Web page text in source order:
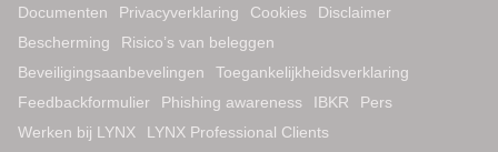
Documenten Privacyverklaring Cookies
Disclaimer
Bescherming
Risico’s van beleggen
Beveiligingsaanbevelingen
Toegankelijkheidsverklaring
Feedbackformulier
Phishing awareness IBKR
Pers
Werken bij LYNX
LYNX Professional Clients